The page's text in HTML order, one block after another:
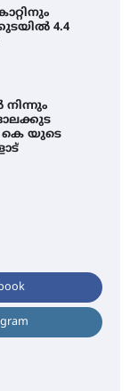
4.4
കെ യുടെ
ടി. കെ.